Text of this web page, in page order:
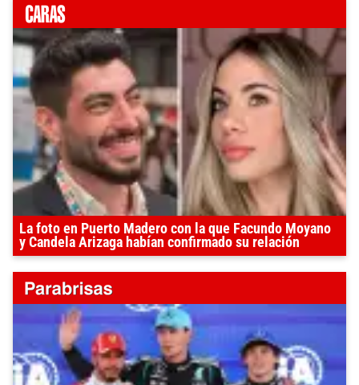
La foto en Puerto Madero con la que Facundo Moyano
y Candela Arizaga habían confirmado su relación